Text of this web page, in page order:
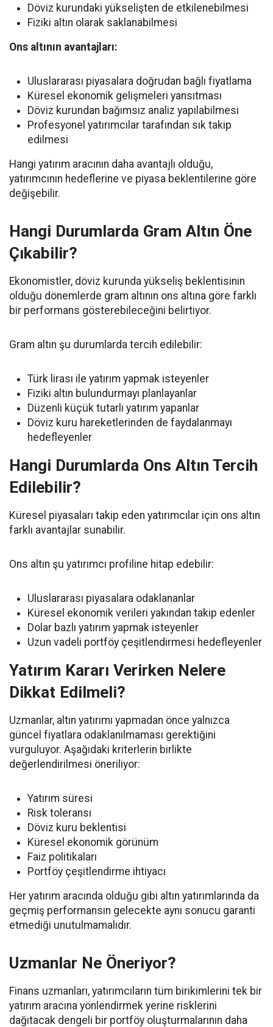
Döviz kurundaki yükselişten de etkilenebilmesi
Fiziki altın olarak saklanabilmesi
Ons altının avantajları:
Uluslararası piyasalara doğrudan bağlı fiyatlama
Küresel ekonomik gelişmeleri yansıtması
Döviz kurundan bağımsız analiz yapılabilmesi
Profesyonel yatırımcılar tarafından sık takip
edilmesi
Hangi yatırım aracının daha avantajlı olduğu,
yatırımcının hedeflerine ve piyasa beklentilerine göre
değişebilir.
Hangi Durumlarda Gram Altın Öne
Çıkabilir?
Ekonomistler, döviz kurunda yükseliş beklentisinin
olduğu dönemlerde gram altının ons altına göre farklı
bir performans gösterebileceğini belirtiyor.
Gram altın şu durumlarda tercih edilebilir:
Türk lirası ile yatırım yapmak isteyenler
Fiziki altın bulundurmayı planlayanlar
Düzenli küçük tutarlı yatırım yapanlar
Döviz kuru hareketlerinden de faydalanmayı
hedefleyenler
Hangi Durumlarda Ons Altın Tercih
Edilebilir?
Küresel piyasaları takip eden yatırımcılar için ons altın
farklı avantajlar sunabilir.
Ons altın şu yatırımcı profiline hitap edebilir:
Uluslararası piyasalara odaklananlar
Küresel ekonomik verileri yakından takip edenler
Dolar bazlı yatırım yapmak isteyenler
Uzun vadeli portföy çeşitlendirmesi hedefleyenler
Yatırım Kararı Verirken Nelere
Dikkat Edilmeli?
Uzmanlar, altın yatırımı yapmadan önce yalnızca
güncel fiyatlara odaklanılmaması gerektiğini
vurguluyor. Aşağıdaki kriterlerin birlikte
değerlendirilmesi öneriliyor:
Yatırım süresi
Risk toleransı
Döviz kuru beklentisi
Küresel ekonomik görünüm
Faiz politikaları
Portföy çeşitlendirme ihtiyacı
Her yatırım aracında olduğu gibi altın yatırımlarında da
geçmiş performansın gelecekte aynı sonucu garanti
etmediği unutulmamalıdır.
Uzmanlar Ne Öneriyor?
Finans uzmanları, yatırımcıların tüm birikimlerini tek bir
yatırım aracına yönlendirmek yerine risklerini
dağıtacak dengeli bir portföy oluşturmalarının daha